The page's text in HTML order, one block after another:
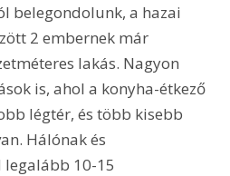
belegondolunk, a hazai
2 embernek már
lakás. Nagyon
is, ahol a konyha-étkező
légtér, és több kisebb
Hálónak és
legalább 10-15